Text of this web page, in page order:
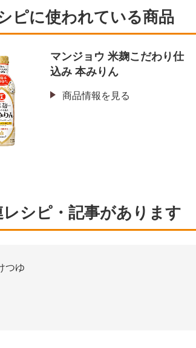
ピに使われている商品
マンジョウ 米麹こだわり仕
込み 本みりん
商品情報を見る
レシピ・記事があります
つゆ